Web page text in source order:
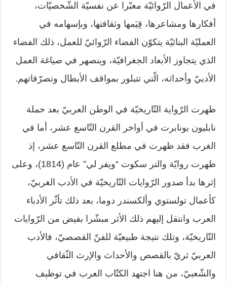
في الأعمال الرّوائيّة معبّرا عن نفسيّة الشّخصيّات،
أفكارها ومشاعرها، قِيَمها وثقافتها، وبإسهامه في
العمليّة البنائيّة يتكوّن الفضاء الرّوائيّ للعمل، ذلك الفضاء
الذي يتجاوز الأبعاد الجغرافيّة، وينصهر في صياغة العمل
الأدبيّ وأحداثه، الّتي تتبلور بمواقف الأبطال وتصرّفاتهم.
ظهرت الرّواية التّاريخيّة في الوطن العربيّ بعد حملة
نابليون بونابرت في أواخر القرن التّاسع عشر، أما في
الغرب فقد ظهرت في مطلع القرن التّاسع عشر، إذ
ظهرت روايّة والتر سكوت “ويفر لي” عام (1814)، وعلى
إثرها بدأ صدور الرّوايات التّاريخيّة في الأدب الغربيّ،
كأعمال تولستوي وألكسندر دوما، بعد ذلك تأثّر الأدباء
العرب وانتقل إليهم ذلك الأثر مبشّرا بفيض من الرّوايات
التّاريخيّة، وتلك نتيجة طبيعيّة للفنّ القصصيّ، فالأدب
العربيّ ثريّ بالقصص والأحداث والإرث الثّقافي
والشّعبيّ، من هنا اجتهد الكتّاب العرب في توظيف